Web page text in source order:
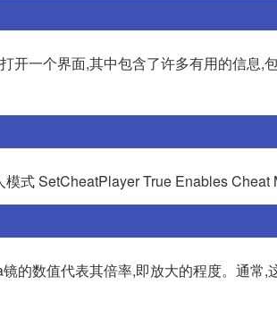
开一个界面,其中包含了许多有用的信息,
式 SetCheatPlayer True Enables Cheat
的数值代表其倍率,即放大的程度。通常,